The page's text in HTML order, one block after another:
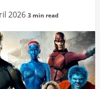
2026 3 min read